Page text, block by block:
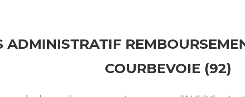
ADMINISTRATIF
COURBEVOIE (92)